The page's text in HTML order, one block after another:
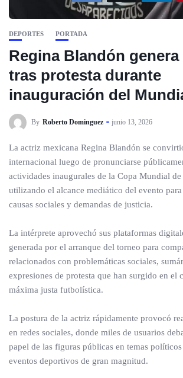
DEPORTES PORTADA
Regina Blandón genera
tras protesta durante
inauguración del
By Roberto Dominguez junio 13, 2026
La actriz mexicana Regina Blandón se
internacional luego de pronunciarse
actividades inaugurales de la Copa Mundial
utilizando el alcance mediático del evento
causas sociales y demandas de justicia.
La intérprete aprovechó sus plataformas
generada por el arranque del torneo para
relacionados con problemáticas sociales,
expresiones de protesta que han surgido en el
máxima justa futbolística.
La postura de la actriz rápidamente provocó
en redes sociales, donde miles de usuarios
papel de las figuras públicas en temas
eventos deportivos de gran magnitud.